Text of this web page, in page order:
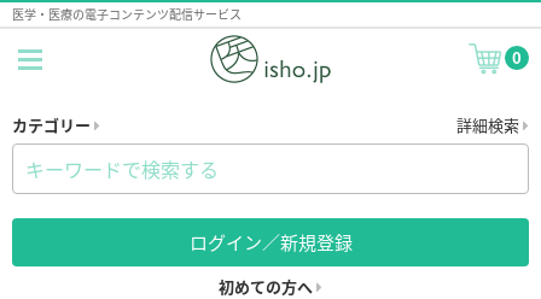
医学・医療の電子コンテンツ配信サービス
0
カテゴリー 詳細検索
ログイン／新規登録
初めての方へ